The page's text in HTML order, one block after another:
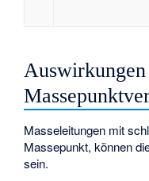
Masseleitungen mit
Massepunkt, können
sein.